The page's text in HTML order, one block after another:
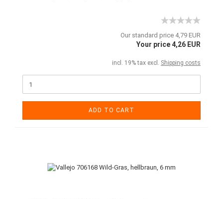
Our standard price 4,79 EUR
Your price 4,26 EUR
incl. 19% tax excl. Shipping costs
ADD TO CART